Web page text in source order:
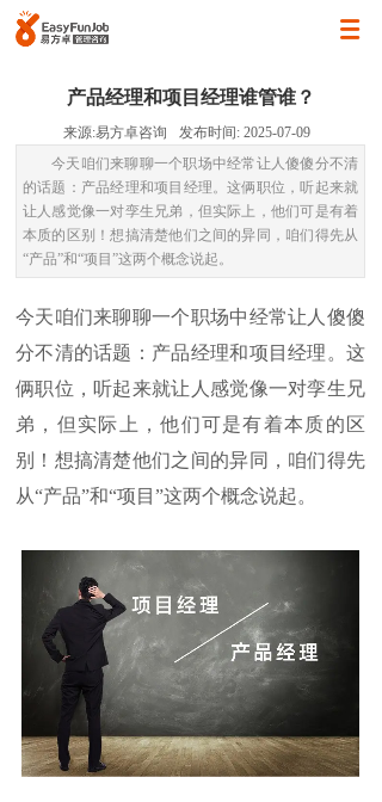
产品经理和项目经理谁管谁？
来源:易方卓咨询 发布时间: 2025-07-09
今天咱们来聊聊一个职场中经常让人傻傻分不清
的话题：产品经理和项目经理。这俩职位，听起来就
让人感觉像一对孪生兄弟，但实际上，他们可是有着
本质的区别！想搞清楚他们之间的异同，咱们得先从
“产品”和“项目”这两个概念说起。
今天咱们来聊聊一个职场中经常让人傻傻
分不清的话题：产品经理和项目经理。这
俩职位，听起来就让人感觉像一对孪生兄
弟，但实际上，他们可是有着本质的区
别！想搞清楚他们之间的异同，咱们得先
从“产品”和“项目”这两个概念说起。